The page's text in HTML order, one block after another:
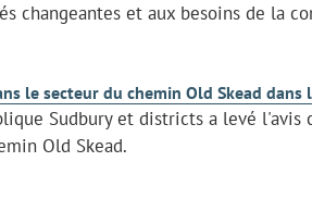
changeantes et aux besoins de la
le secteur du chemin Old Skead dans
Sudbury et districts a levé l'avis
Old Skead.